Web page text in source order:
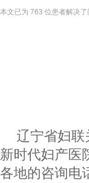
本文已为 763 位患者解决
辽宁省妇
新时代妇产医
各地的咨询电